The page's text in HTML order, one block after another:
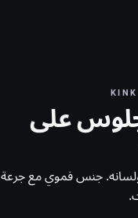
على
جنس فموي مع جرعة